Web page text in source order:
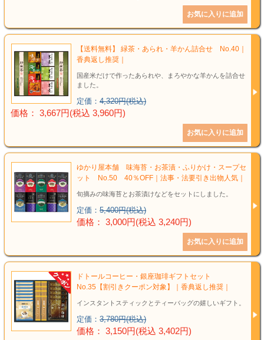
【送料無料】 緑茶・あられ・羊かん詰合せ No.40｜
香典返し推奨｜
国産米だけで作ったあられや、まろやかな羊かんを詰合せ
ました。
定価： 4,320円(税込)
価格： 3,667円(税込 3,960円)
ゆかり屋本舗 味海苔・お茶漬・ふりかけ・スープセ
ット No.50 40％OFF｜法事・法要引き出物人気｜
旬摘みの味海苔とお茶漬けなどをセットにしました。
定価： 5,400円(税込)
価格： 3,000円(税込 3,240円)
ドトールコーヒー・銀座珈琲ギフトセット
No.35【割引きクーポン対象】｜香典返し推奨｜
インスタントスティックとティーバッグの嬉しいギフト。
定価： 3,780円(税込)
価格： 3,150円(税込 3,402円)